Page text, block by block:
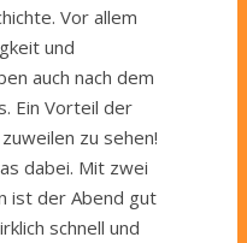
Vor allem
und
auch nach dem
Ein Vorteil der
zu sehen!
dabei. Mit zwei
ist der Abend gut
schnell und